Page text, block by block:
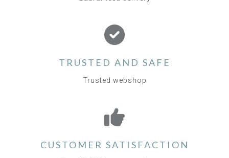
TRUSTED AND SAFE
Trusted webshop
CUSTOMER SATISFACTION